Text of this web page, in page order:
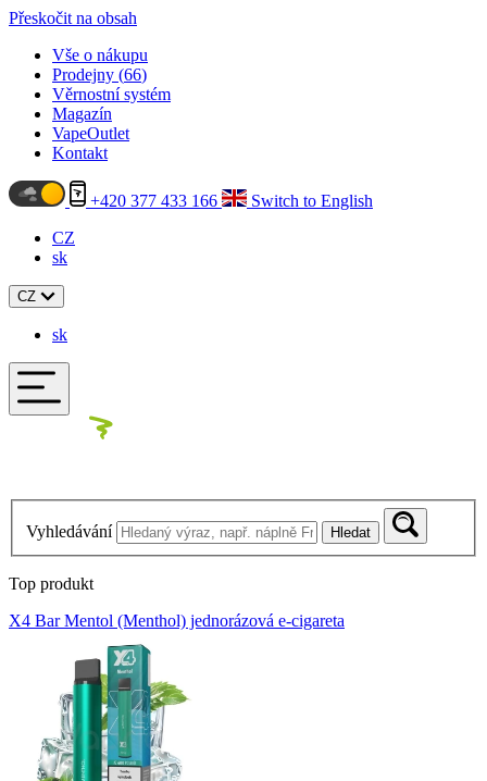
Přeskočit na obsah
Vše o nákupu
Prodejny (66)
Věrnostní systém
Magazín
VapeOutlet
Kontakt
+420 377 433 166
Switch to English
CZ
sk
CZ
sk
Vyhledávání Hledat
Top produkt
X4 Bar Mentol (Menthol) jednorázová e-cigareta